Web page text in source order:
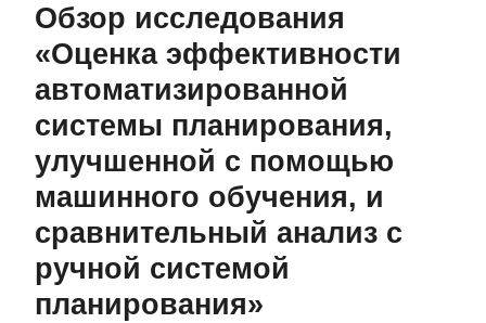
Обзор исследования
«Оценка эффективности
автоматизированной
системы планирования,
улучшенной с помощью
машинного обучения, и
сравнительный анализ с
ручной системой
планирования»